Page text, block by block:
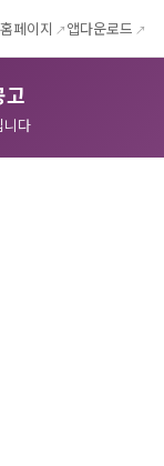
홈페이지 앱다운로드
고
니다